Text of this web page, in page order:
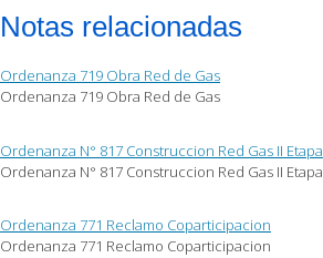
correo
electrónico
amigo
(Se
abre
ventana
nueva)
Facebook
(Se
una
ventana
nueva)
en
Twitter
(Se
una
ventana
nueva)
Notas relacionadas
Ordenanza 719 Obra Red de Gas
Ordenanza 719 Obra Red de Gas
Ordenanza N° 817 Construccion Red Gas II Etapa
Ordenanza N° 817 Construccion Red Gas II Etapa
Ordenanza 771 Reclamo Coparticipacion
Ordenanza 771 Reclamo Coparticipacion